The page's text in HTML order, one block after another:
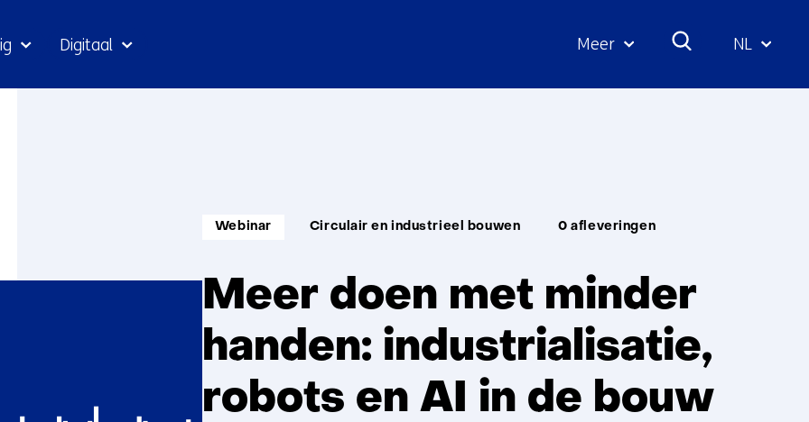
Digitaal Meer NL
Informatietype:
Webinar
Thema:
Circulair en industrieel bouwen 0 afleveringen
Meer doen met minder
handen: industrialisatie,
robots en AI in de bouw